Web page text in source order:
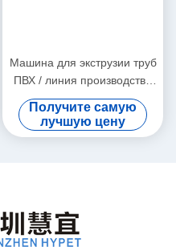
Машина для экструзии труб
ПВХ / линия производства
труб ПВХ 315-630
Получите самую
лучшую цену